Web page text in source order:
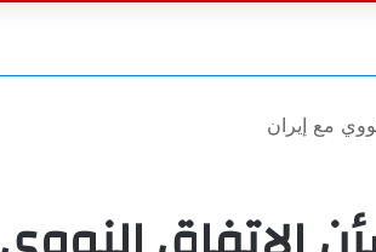
عن
مع إيران